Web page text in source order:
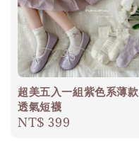
超美五入一組紫色系薄款
透氣短襪
Regular
NT$ 399